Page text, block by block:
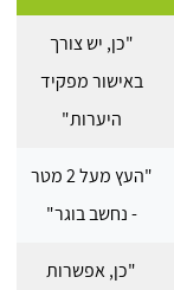
"כן, יש צורך
באישור מפקיד
היערות"
"העץ מעל 2 מטר
- נחשב בוגר"
"כן, אפשרות